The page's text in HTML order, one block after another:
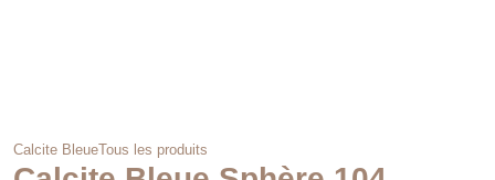
Calcite BleueTous les produits